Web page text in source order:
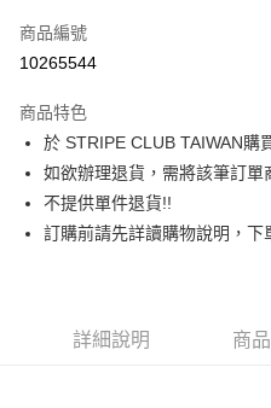
合作金庫商業銀行
上海商業儲蓄銀行
臺灣中小企業銀行
匯豐（台灣）商業銀行
聯邦商業銀行
元大商業銀行
玉山商業銀行
超商取貨付款
LINE Pay
Apple Pay
街口支付
悠遊付
相關說明
【大哥付你分期使用說明】
商品編號
10265544
商品特色
於 STRIPE CLUB TAIWAN購
如欲辦理退貨，需將該筆訂單
不提供單件退貨!!
訂購前請先詳讀購物說明，下
詳細說明 商